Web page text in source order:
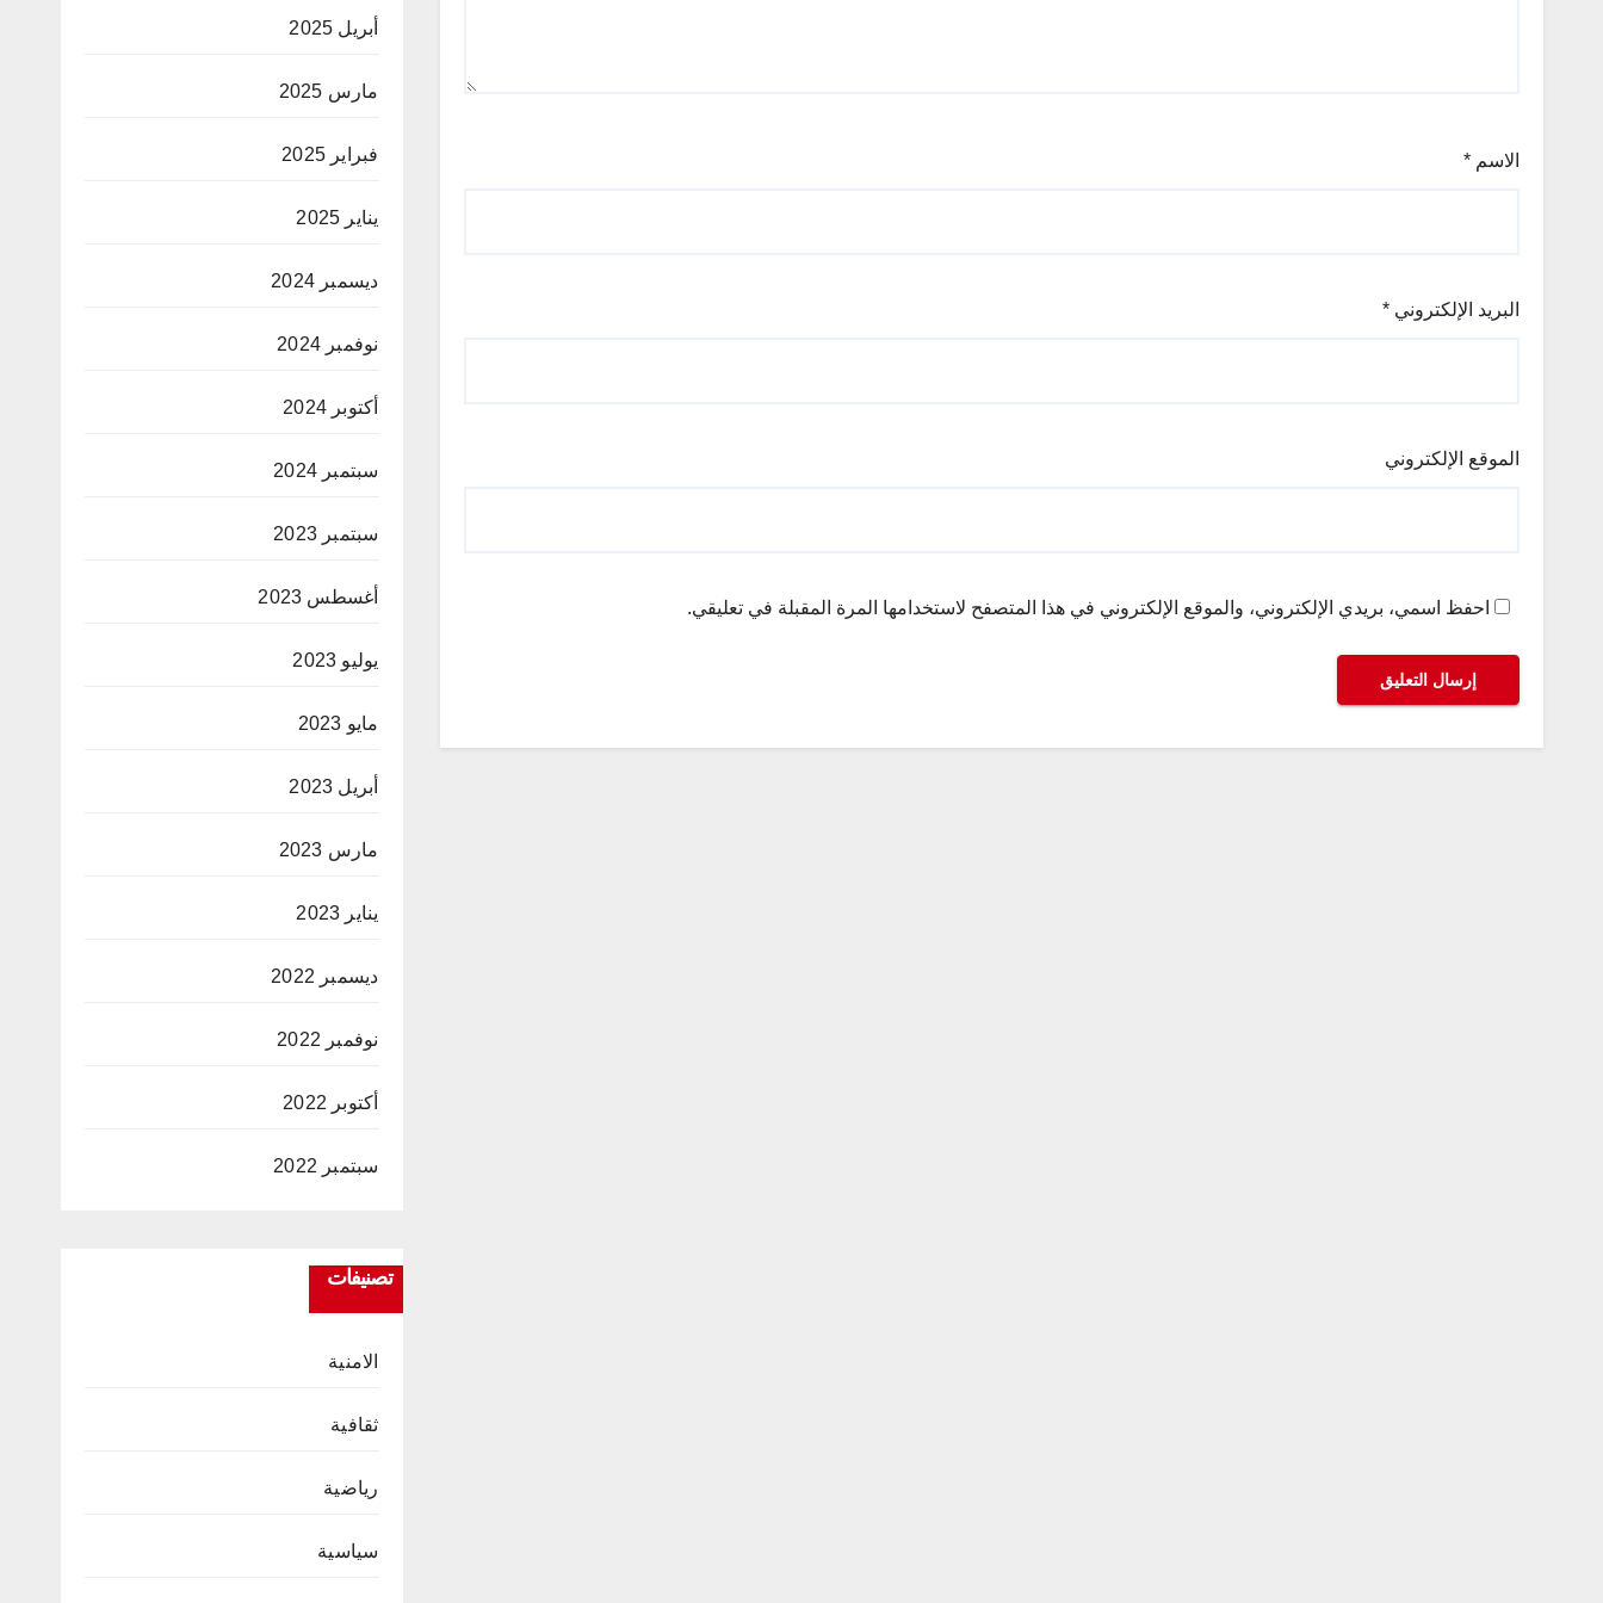
الاسم *
البريد الإلكتروني *
الموقع الإلكتروني
احفظ اسمي، بريدي الإلكتروني، والموقع الإلكتروني في هذا المتصفح لاستخدامها المرة المقبلة في تعليقي.
أبريل 2025
مارس 2025
فبراير 2025
يناير 2025
ديسمبر 2024
نوفمبر 2024
أكتوبر 2024
سبتمبر 2024
سبتمبر 2023
أغسطس 2023
يوليو 2023
مايو 2023
أبريل 2023
مارس 2023
يناير 2023
ديسمبر 2022
نوفمبر 2022
أكتوبر 2022
سبتمبر 2022
تصنيفات
الامنية
ثقافية
رياضية
سياسية